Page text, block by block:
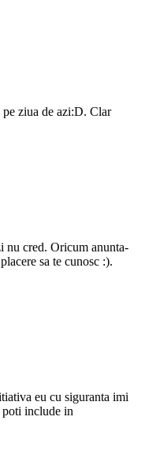
pe ziua de azi:D. Clar
nu cred. Oricum anunta-
sa te cunosc :).
eu cu siguranta imi
poti include in